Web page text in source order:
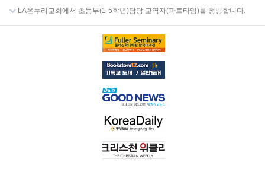
LA온누리교회에서 초등부(1-5학년)담당 교역자(파트타임)를 청빙합니다.